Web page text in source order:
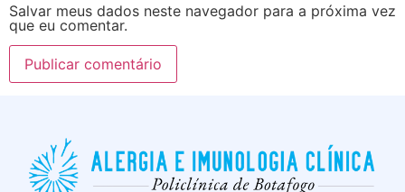
Salvar meus dados neste navegador para a próxima vez
que eu comentar.